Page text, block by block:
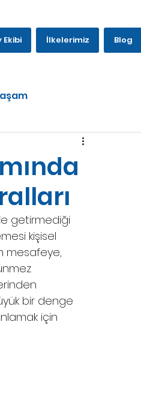
İlkelerimiz Blog
getirmediği
kişisel
mesafeye,
bir denge
için